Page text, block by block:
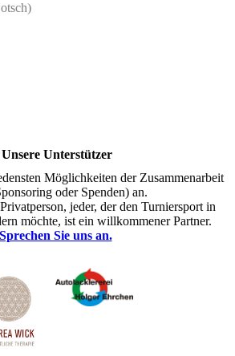
Unsere Unterstützer
Möglichkeiten der Zusammenarbeit
oder Spenden) an.
jeder, der den Turniersport in
möchte, ist ein willkommener Partner.
Sprechen Sie uns an.